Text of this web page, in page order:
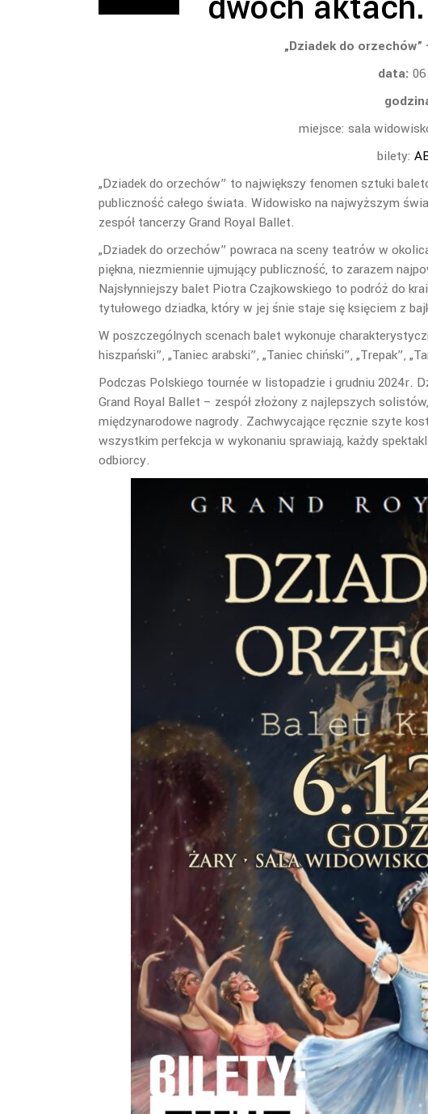
„Dziadek do
data:
miejsce: sala
bilety:
„Dziadek do orzechów” to największy fenomen sztuki
publiczność całego świata. Widowisko na najwyższym
zespół tancerzy Grand Royal Ballet.
„Dziadek do orzechów” powraca na sceny teatrów w
piękna, niezmiennie ujmujący publiczność, to zarazem
Najsłynniejszy balet Piotra Czajkowskiego to podróż do
tytułowego dziadka, który w jej śnie staje się księciem z
W poszczególnych scenach balet wykonuje
hiszpański”, „Taniec arabski”, „Taniec chiński”, „Trepak”,
Podczas Polskiego tournée w listopadzie i grudniu 2024r.
Grand Royal Ballet – zespół złożony z najlepszych
międzynarodowe nagrody. Zachwycające ręcznie szyte
wszystkim perfekcja w wykonaniu sprawiają, każdy
odbiorcy.